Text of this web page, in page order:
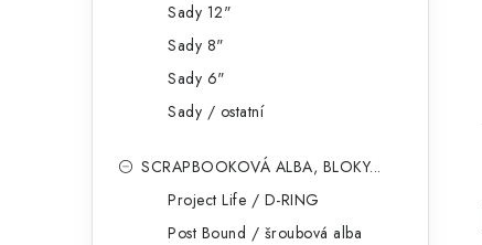
Sady 12"
Sady 8"
Sady 6"
Sady / ostatní
SCRAPBOOKOVÁ ALBA, BLOKY...
Project Life / D-RING
Post Bound / šroubová alba